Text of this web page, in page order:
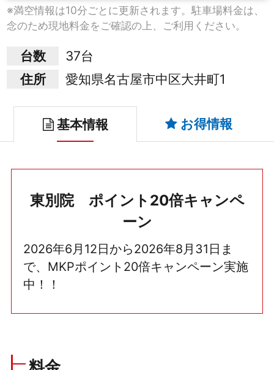
※満空情報は10分ごとに更新されます。駐車場料金は、
念のため現地料金をご確認の上、ご利用ください。
台数
37台
住所
愛知県名古屋市中区大井町1
基本情報 お得情報
東別院 ポイント20倍キャンペ
ーン
2026年6月12日から2026年8月31日ま
で、MKPポイント20倍キャンペーン実施
中！！